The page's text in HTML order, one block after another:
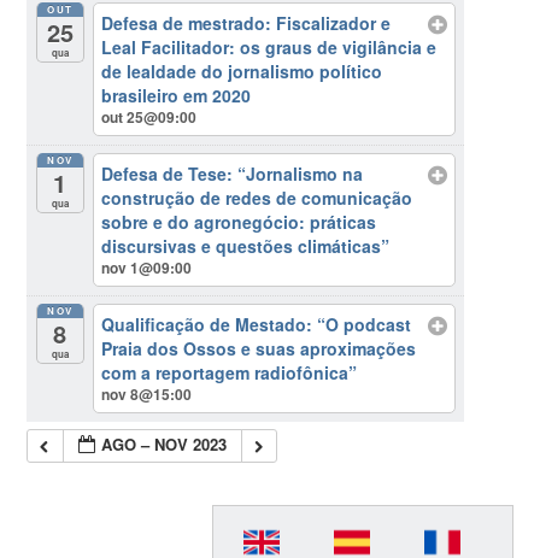
OUT
25
qua
Defesa de mestrado: Fiscalizador e
Leal Facilitador: os graus de vigilância e
de lealdade do jornalismo político
brasileiro em 2020
out 25@09:00
NOV
1
qua
Defesa de Tese: “Jornalismo na
construção de redes de comunicação
sobre e do agronegócio: práticas
discursivas e questões climáticas”
nov 1@09:00
NOV
8
qua
Qualificação de Mestado: “O podcast
Praia dos Ossos e suas aproximações
com a reportagem radiofônica”
nov 8@15:00
AGO – NOV 2023